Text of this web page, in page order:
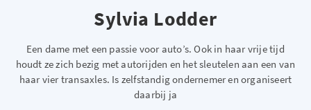
Sylvia Lodder
Een dame met een passie voor auto’s. Ook in haar vrije tijd
houdt ze zich bezig met autorijden en het sleutelen aan een van
haar vier transaxles. Is zelfstandig ondernemer en organiseert
daarbij ja